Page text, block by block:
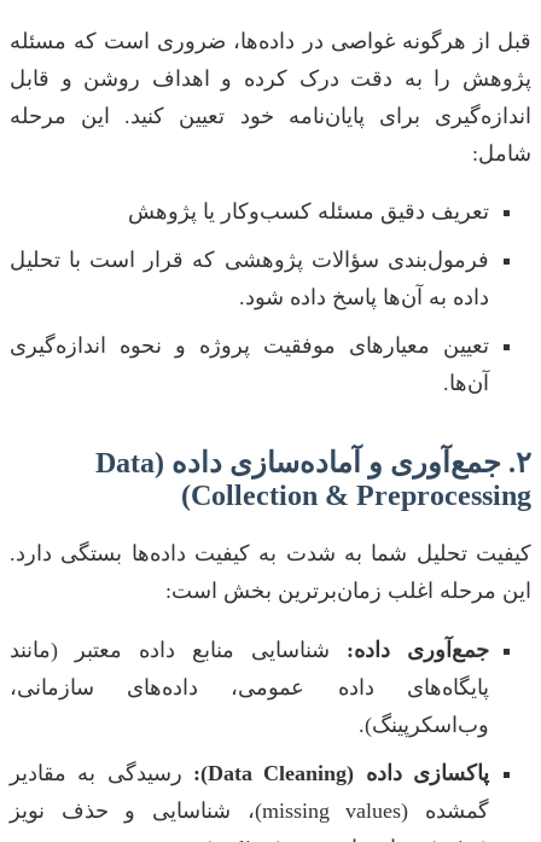
قبل از هرگونه غواصی در داده‌ها، ضروری است که مسئله
پژوهش را به دقت درک کرده و اهداف روشن و قابل
اندازه‌گیری برای پایان‌نامه خود تعیین کنید. این مرحله
شامل:
تعریف دقیق مسئله کسب‌وکار یا پژوهش
فرمول‌بندی سؤالات پژوهشی که قرار است با تحلیل
داده به آن‌ها پاسخ داده شود.
تعیین معیارهای موفقیت پروژه و نحوه اندازه‌گیری
آن‌ها.
۲. جمع‌آوری و آماده‌سازی داده (Data
Collection & Preprocessing)
کیفیت تحلیل شما به شدت به کیفیت داده‌ها بستگی دارد.
این مرحله اغلب زمان‌برترین بخش است:
جمع‌آوری داده: شناسایی منابع داده معتبر (مانند
پایگاه‌های داده عمومی، داده‌های سازمانی،
وب‌اسکرپینگ).
پاکسازی داده (Data Cleaning):
رسیدگی به مقادیر
گمشده (missing values)، شناسایی و حذف نویز